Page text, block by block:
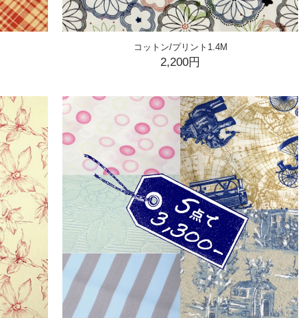
コットン/プリント1.4M
2,200円